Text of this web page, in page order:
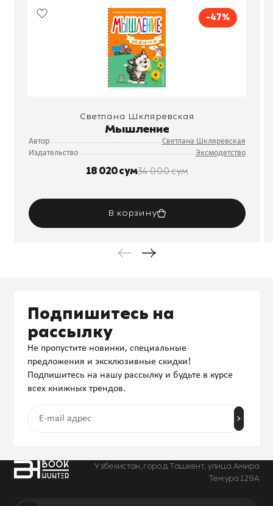
-47%
Светлана Шкляревская
Мышление
Автор
Светлана Шкляревская
Издательство
Эксмодетство
18 020 сум34 000 сум
В корзину
Узбекистан, город Ташкент, улица Амира
Темура 129А
Подпишитесь на
рассылку
Не пропустите новинки, специальные
предложения и эксклюзивные скидки!
Подпишитесь на нашу рассылку и будьте в курсе
всех книжных трендов.